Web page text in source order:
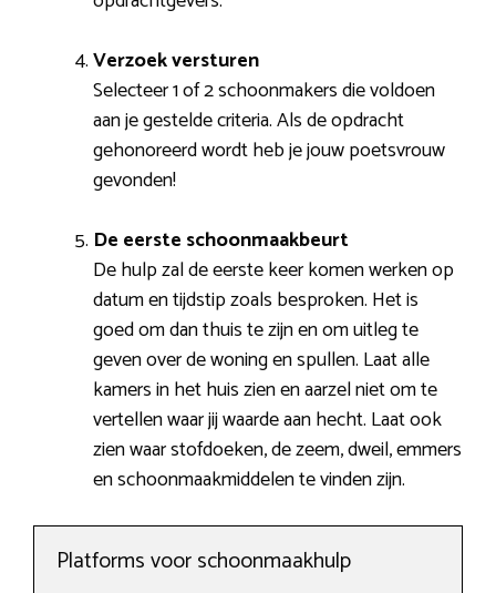
Verzoek versturen
Selecteer 1 of 2 schoonmakers die voldoen
aan je gestelde criteria. Als de opdracht
gehonoreerd wordt heb je jouw poetsvrouw
gevonden!
De eerste schoonmaakbeurt
De hulp zal de eerste keer komen werken op
datum en tijdstip zoals besproken. Het is
goed om dan thuis te zijn en om uitleg te
geven over de woning en spullen. Laat alle
kamers in het huis zien en aarzel niet om te
vertellen waar jij waarde aan hecht. Laat ook
zien waar stofdoeken, de zeem, dweil, emmers
en schoonmaakmiddelen te vinden zijn.
Platforms voor schoonmaakhulp